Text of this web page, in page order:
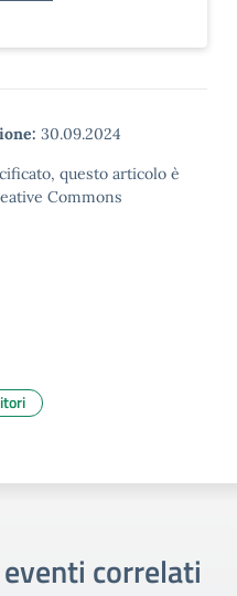
30.09.2024
questo articolo è
Commons
correlati